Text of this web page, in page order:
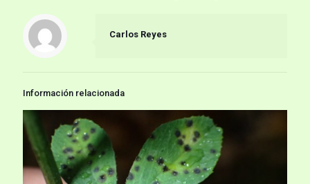
Carlos Reyes
Información relacionada